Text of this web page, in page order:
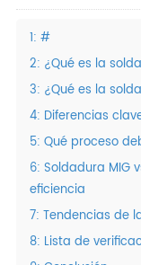
1: #
2: ¿Qué es la
3: ¿Qué es la
4: Diferencias
5: Qué proceso
6: Soldadura MIG
eficiencia
7: Tendencias de
8: Lista de